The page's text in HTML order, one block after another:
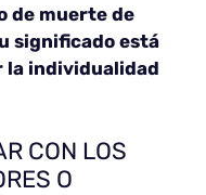
de muerte de
significado está
la individualidad
CON LOS
O